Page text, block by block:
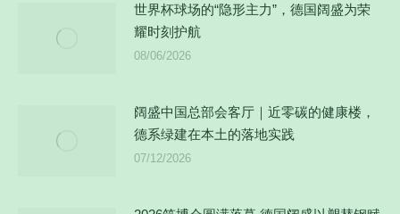
世界杯球场的“隐形主力”，德国阔盛为荣
耀时刻护航
08/06/2026
阔盛中国总部会客厅｜近零碳的健康楼，
德系绿建在本土的落地实践
07/12/2026